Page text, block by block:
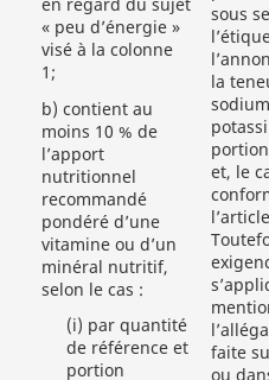
en regard du sujet
« peu d’énergie »
visé à la colonne
1;
b) contient au
moins 10 % de
l’apport
nutritionnel
recommandé
pondéré d’une
vitamine ou d’un
minéral nutritif,
selon le cas :
(i) par quantité
de référence et
portion
sous
la
et, le
faite
ou